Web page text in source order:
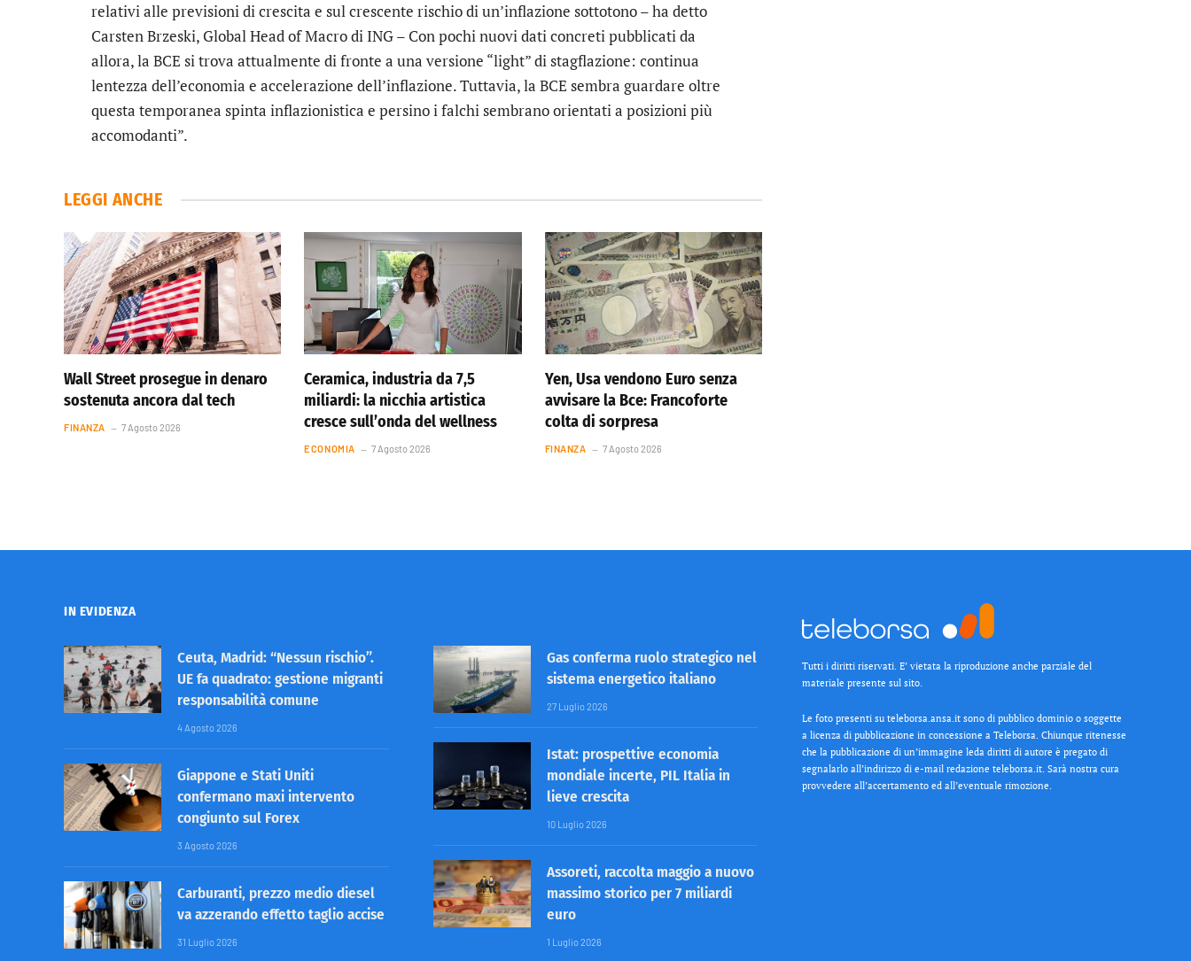
relativi alle previsioni di crescita e sul crescente rischio di un’inflazione sottotono – ha detto
Carsten Brzeski, Global Head of Macro di ING– Con pochi nuovi dati concreti pubblicati da
allora, la BCE si trova attualmente di fronte a una versione “light” di stagflazione: continua
lentezza dell’economia e accelerazione dell’inflazione. Tuttavia, la BCE sembra guardare oltre
questa temporanea spinta inflazionistica e persino i falchi sembrano orientati a posizioni più
accomodanti”.
LEGGI ANCHE
Wall Street prosegue in denaro
sostenuta ancora dal tech
FINANZA 7 Agosto 2026
Ceramica, industria da 7,5
miliardi: la nicchia artistica
cresce sull’onda del wellness
ECONOMIA 7 Agosto 2026
Yen, Usa vendono Euro senza
avvisare la Bce: Francoforte
colta di sorpresa
FINANZA 7 Agosto 2026
IN EVIDENZA
Ceuta, Madrid: “Nessun rischio”.
UE fa quadrato: gestione migranti
responsabilità comune
4 Agosto 2026
Giappone e Stati Uniti
confermano maxi intervento
congiunto sul Forex
3 Agosto 2026
Carburanti, prezzo medio diesel
va azzerando effetto taglio accise
31 Luglio 2026
Gas conferma ruolo strategico nel
sistema energetico italiano
27 Luglio 2026
Istat: prospettive economia
mondiale incerte, PIL Italia in
lieve crescita
10 Luglio 2026
Assoreti, raccolta maggio a nuovo
massimo storico per 7 miliardi
euro
1 Luglio 2026
Tutti i diritti riservati. E’ vietata la riproduzione anche parziale del
materiale presente sul sito.
Le foto presenti su teleborsa.ansa.it sono di pubblico dominio o soggette
a licenza di pubblicazione in concessione a Teleborsa. Chiunque ritenesse
che la pubblicazione di un’immagine leda diritti di autore è pregato di
segnalarlo all’indirizzo di e-mail redazione teleborsa.it. Sarà nostra cura
provvedere all’accertamento ed all’eventuale rimozione.